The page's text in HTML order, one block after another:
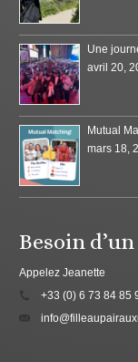
Une
avril 20,
Mutual
mars 18,
Besoin
Appelez Jeanette
+33 (0) 6 73 84 85